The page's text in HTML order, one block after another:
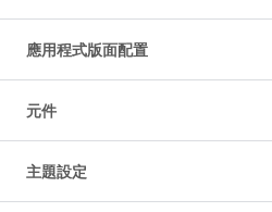
應用程式版面配置
元件
主題設定